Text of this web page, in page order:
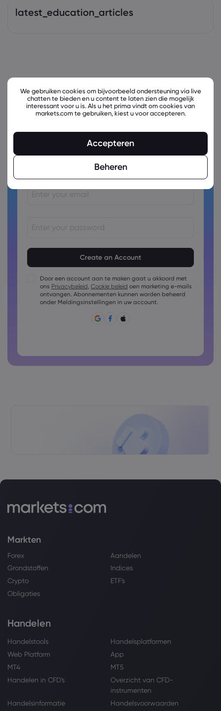
latest_education_articles
Ready to trade?
Create an account!
Het wachtwoord moet ten minste 1 hoofdletter bevatten
Het wachtwoord moet ten minste 1 kleine letter bevatten
Wachtwoord mag bestaan uit: ~!@#£%^&amp;*()_-
+=:;&lt;&gt;{,[]?,.
Wachtwoord mag niet vaak gebruikt zijn
Door een account aan te maken gaat u akkoord met
ons Privacybeleid, Cookie beleid oen marketing e-mails
ontvangen. Abonnementen kunnen worden beheerd
onder Meldingsinstellingen in uw account.
Markten
Forex
Aandelen
Grondstoffen
Indices
Crypto
ETF's
Obligaties
Handelen
Handelstools
Handelsplatformen
Web Platform
App
MT4
MT5
Handelen in CFD's
Overzicht van CFD-
instrumenten
Handelsinformatie
Handelsvoorwaarden
We gebruiken cookies om bijvoorbeeld ondersteuning via live
chatten te bieden en u content te laten zien die mogelijk
interessant voor u is. Als u het prima vindt om cookies van
markets.com te gebruiken, kiest u voor accepteren.
Accepteren
Beheren